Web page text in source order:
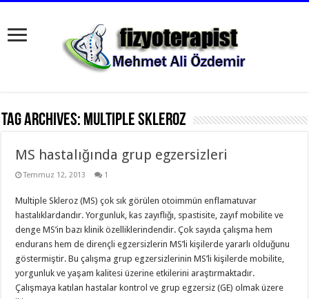
Tag Archives: multiple skleroz
MS hastalığında grup egzersizleri
Temmuz 12, 2013 1
Multiple Skleroz (MS) çok sık görülen otoimmün enflamatuvar
hastalıklardandır. Yorgunluk, kas zayıflığı, spastisite, zayıf mobilite ve
denge MS’in bazı klinik özelliklerindendir. Çok sayıda çalışma hem
endurans hem de dirençli egzersizlerin MS’li kişilerde yararlı olduğunu
göstermiştir. Bu çalışma grup egzersizlerinin MS’li kişilerde mobilite,
yorgunluk ve yaşam kalitesi üzerine etkilerini araştırmaktadır.
Çalışmaya katılan hastalar kontrol ve grup egzersiz (GE) olmak üzere